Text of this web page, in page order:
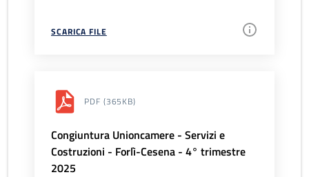
SCARICA FILE
PDF (365KB)
Congiuntura Unioncamere - Servizi e
Costruzioni - Forlì-Cesena - 4° trimestre
2025